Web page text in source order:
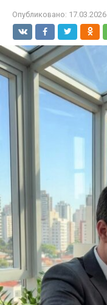
Опубликовано: 17.03.2026